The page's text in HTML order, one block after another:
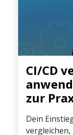
CI/CD
zur
Dein
vergleichen,